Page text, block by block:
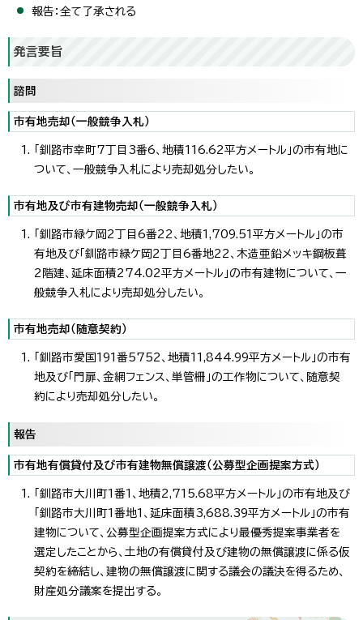
報告：全て了承される
発言要旨
諮問
市有地売却（一般競争入札）
「釧路市幸町7丁目3番6、地積116.62平方メートル」の市有地に
ついて、一般競争入札により売却処分したい。
市有地及び市有建物売却（一般競争入札）
「釧路市緑ケ岡2丁目6番22、地積1,709.51平方メートル」の市
有地及び「釧路市緑ケ岡2丁目6番地22、木造亜鉛メッキ鋼板葺
2階建、延床面積274.02平方メートル」の市有建物について、一
般競争入札により売却処分したい。
市有地売却（随意契約）
「釧路市愛国191番5752、地積11,844.99平方メートル」の市有
地及び「門扉、金網フェンス、単管柵」の工作物について、随意契
約により売却処分したい。
報告
市有地有償貸付及び市有建物無償譲渡（公募型企画提案方式）
「釧路市大川町1番1、地積2,715.68平方メートル」の市有地及び
「釧路市大川町1番地1、延床面積3,688.39平方メートル」の市有
建物について、公募型企画提案方式により最優秀提案事業者を
選定したことから、土地の有償貸付及び建物の無償譲渡に係る仮
契約を締結し、建物の無償譲渡に関する議会の議決を得るため、
財産処分議案を提出する。